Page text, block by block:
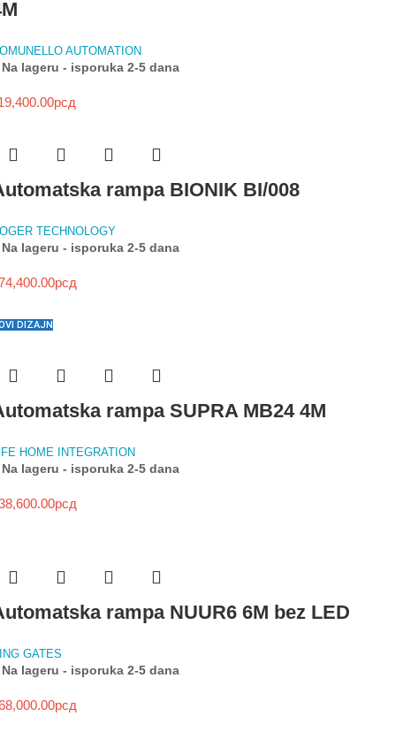
AUTOMATION
Na lageru - isporuka 2-5 dana
рсд
rampa BIONIK BI/008
TECHNOLOGY
Na lageru - isporuka 2-5 dana
рсд
DIZAJN
rampa SUPRA MB24 4M
HOME INTEGRATION
Na lageru - isporuka 2-5 dana
рсд
rampa NUUR6 6M bez LED
GATES
Na lageru - isporuka 2-5 dana
рсд